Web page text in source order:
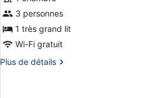
ce
type
de
chambre :
Chambre
3 personnes
1 très grand lit
Wi-Fi gratuit
Plus de détails
Plus